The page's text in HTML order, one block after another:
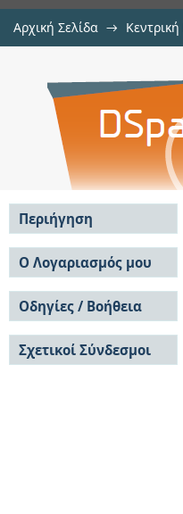
Αρχική Σελίδα →
Αποτίμηση
του ΚΑΝ.ΕΠΕ.
Περιήγηση
Σε όλο το DSpace
Κοινότητες & Συλλογές
Ανά Ημερομηνία
Έκδοσης
Συγγραφείς
Τίτλοι
Θέματα
Ο Λογαριασμός μου
Σύνδεση
Εγγραφή
Οδηγίες / Βοήθεια
Οδηγίες Υποβολής
Οδηγίες Χρήσης ΙΑ
Συχνές Ερωτήσεις
Σχετικοί Σύνδεσμοι